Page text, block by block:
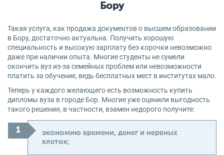
Бору
Такая услуга, как продажа документов о высшем образовании
в Бору, достаточно актуальна. Получить хорошую
специальность и высокую зарплату без корочки невозможно
даже при наличии опыта. Многие студенты не сумели
окончить вуз из-за семейных проблем или невозможности
платить за обучение, ведь бесплатных мест в институтах мало.
Теперь у каждого желающего есть возможность купить
дипломы вуза в городе Бор. Многие уже оценили выгодность
такого решения, в частности, взамен недорого получите:
экономию времени, денег и нервных
клеток;